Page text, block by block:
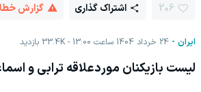
ایران 24 خرداد 1404 ساعت 13:00 33.4K بازدید
206 اشتراک گذاری گزارش خطا
لیست بازیکنان موردعلاقه ترابی و